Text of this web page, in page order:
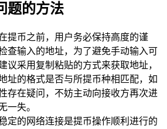
题的方法
提币之前，用户务必保持高度的谨
查输入的地址，为了避免手动输入可
议采用复制粘贴的方式来获取地址，
址的格式是否与所提币种相匹配，如
存在疑问，不妨主动向接收方再次进
一失。
定的网络连接是提币操作顺利进行的